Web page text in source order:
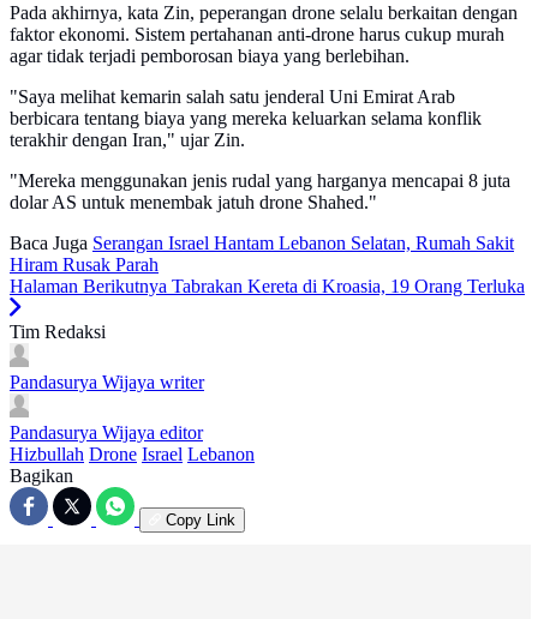
Pada akhirnya, kata Zin, peperangan drone selalu berkaitan dengan
faktor ekonomi. Sistem pertahanan anti-drone harus cukup murah
agar tidak terjadi pemborosan biaya yang berlebihan.
"Saya melihat kemarin salah satu jenderal Uni Emirat Arab
berbicara tentang biaya yang mereka keluarkan selama konflik
terakhir dengan Iran," ujar Zin.
"Mereka menggunakan jenis rudal yang harganya mencapai 8 juta
dolar AS untuk menembak jatuh drone Shahed."
Baca Juga Serangan Israel Hantam Lebanon Selatan, Rumah Sakit
Hiram Rusak Parah
Halaman Berikutnya Tabrakan Kereta di Kroasia, 19 Orang Terluka
Tim Redaksi
Pandasurya Wijaya writer
Pandasurya Wijaya editor
Hizbullah Drone Israel Lebanon
Bagikan
Copy Link